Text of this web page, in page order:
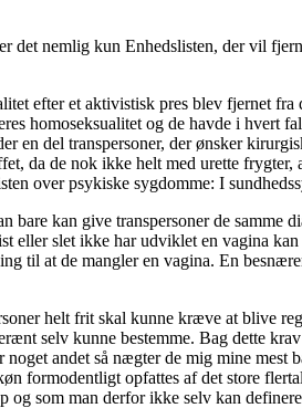
nemlig kun Enhedslisten, der vil
efter et aktivistisk pres blev fjernet
homoseksualitet og de havde i hvert
del transpersoner, der ønsker
da de nok ikke helt med urette
over psykiske sygdomme: I
kan give transpersoner de samme
slet ikke har udviklet en vagina
til at de mangler en vagina. En
helt frit skal kunne kræve at blive
selv kunne bestemme. Bag dette
andet så nægter de mig mine mest
formodentligt opfattes af det store
og som man derfor ikke selv kan